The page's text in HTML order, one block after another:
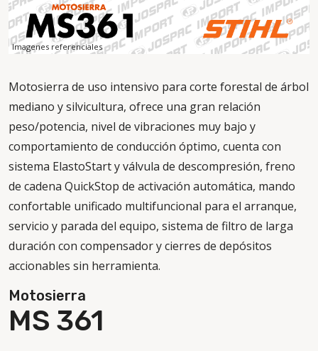
Imagenes referenciales
Motosierra de uso intensivo para corte forestal de árbol
mediano y silvicultura, ofrece una gran relación
peso/potencia, nivel de vibraciones muy bajo y
comportamiento de conducción óptimo, cuenta con
sistema ElastoStart y válvula de descompresión, freno
de cadena QuickStop de activación automática, mando
confortable unificado multifuncional para el arranque,
servicio y parada del equipo, sistema de filtro de larga
duración con compensador y cierres de depósitos
accionables sin herramienta.
Motosierra
MS 361